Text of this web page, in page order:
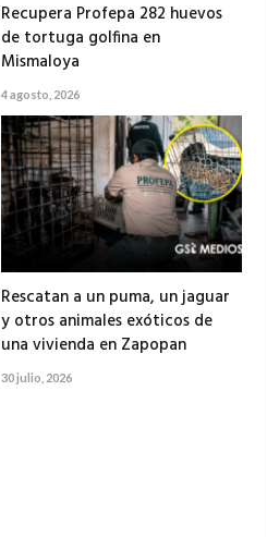
Recupera Profepa 282 huevos
de tortuga golfina en
Mismaloya
4 agosto, 2026
Rescatan a un puma, un jaguar
y otros animales exóticos de
una vivienda en Zapopan
30 julio, 2026